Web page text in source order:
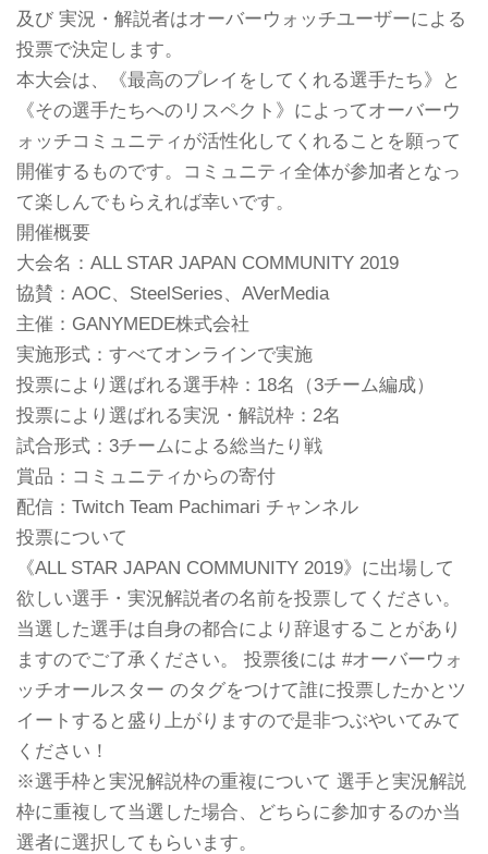
及び 実況・解説者はオーバーウォッチユーザーによる
投票で決定します。
本大会は、《最高のプレイをしてくれる選手たち》と
《その選手たちへのリスペクト》によってオーバーウ
ォッチコミュニティが活性化してくれることを願って
開催するものです。コミュニティ全体が参加者となっ
て楽しんでもらえれば幸いです。
開催概要
大会名：ALL STAR JAPAN COMMUNITY 2019
協賛：AOC、SteelSeries、AVerMedia
主催：GANYMEDE株式会社
実施形式：すべてオンラインで実施
投票により選ばれる選手枠：18名（3チーム編成）
投票により選ばれる実況・解説枠：2名
試合形式：3チームによる総当たり戦
賞品：コミュニティからの寄付
配信：Twitch Team Pachimari チャンネル
投票について
《ALL STAR JAPAN COMMUNITY 2019》に出場して
欲しい選手・実況解説者の名前を投票してください。
当選した選手は自身の都合により辞退することがあり
ますのでご了承ください。 投票後には #オーバーウォ
ッチオールスター のタグをつけて誰に投票したかとツ
イートすると盛り上がりますので是非つぶやいてみて
ください！
※選手枠と実況解説枠の重複について 選手と実況解説
枠に重複して当選した場合、どちらに参加するのか当
選者に選択してもらいます。